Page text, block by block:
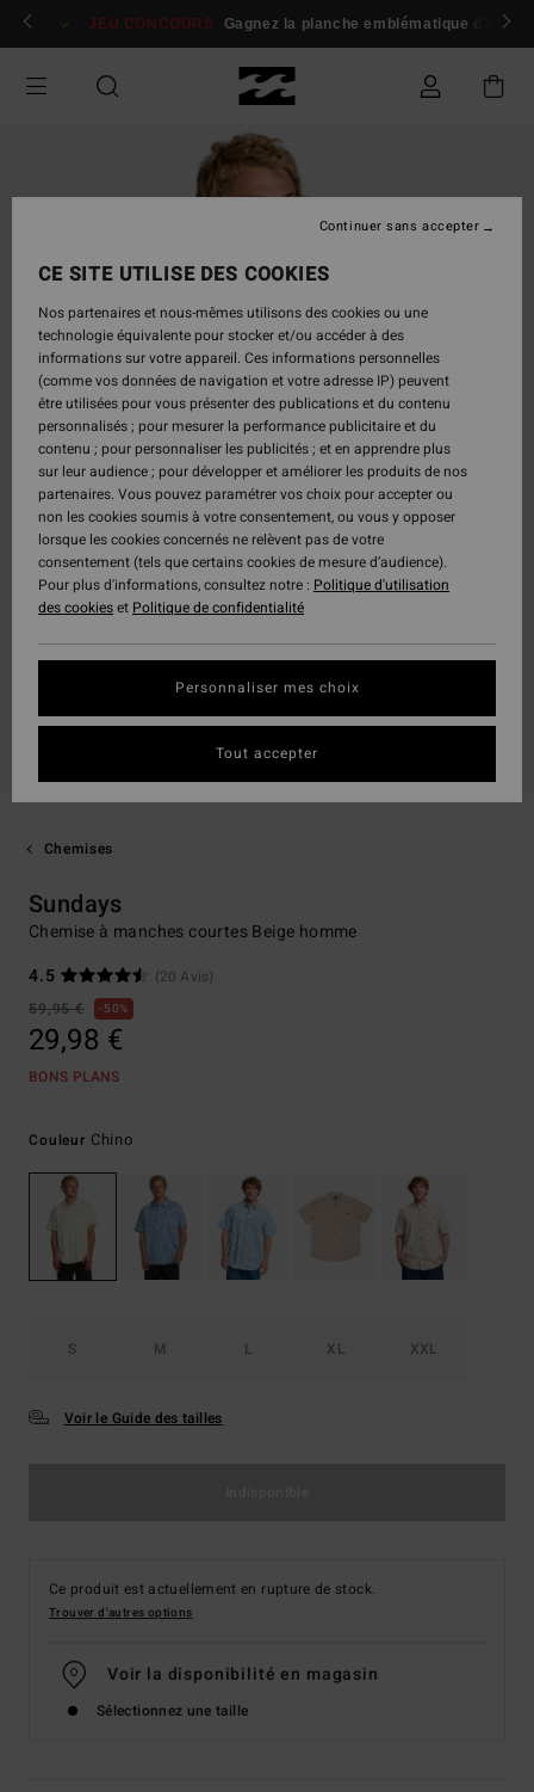
Passer
Se connecter / s'inscrire
JEU CONCOURS Gagnez la planche emblématique d'Andy
Chemises
Sundays
Chemise à manches courtes Beige homme
4.5
(20 Avis)
59,95 €
50%
29,98 €
BONS PLANS
Couleur Chino
S M L XL XXL
Voir le Guide des tailles
Ce produit est actuellement en rupture de stock.
Trouver d'autres options
Voir la disponibilité en magasin
Sélectionnez une taille
CE SITE UTILISE DES COOKIES
Nos partenaires et nous-mêmes utilisons des cookies ou une
technologie équivalente pour stocker et/ou accéder à des
informations sur votre appareil. Ces informations personnelles
(comme vos données de navigation et votre adresse IP) peuvent
être utilisées pour vous présenter des publications et du contenu
personnalisés ; pour mesurer la performance publicitaire et du
contenu ; pour personnaliser les publicités ; et en apprendre plus
sur leur audience ; pour développer et améliorer les produits de nos
partenaires. Vous pouvez paramétrer vos choix pour accepter ou
non les cookies soumis à votre consentement, ou vous y opposer
lorsque les cookies concernés ne relèvent pas de votre
consentement (tels que certains cookies de mesure d’audience).
Pour plus d'informations, consultez notre : Politique d'utilisation
des cookieset Politique de confidentialité
Personnaliser mes choix
Continuer sans accepter
Tout accepter